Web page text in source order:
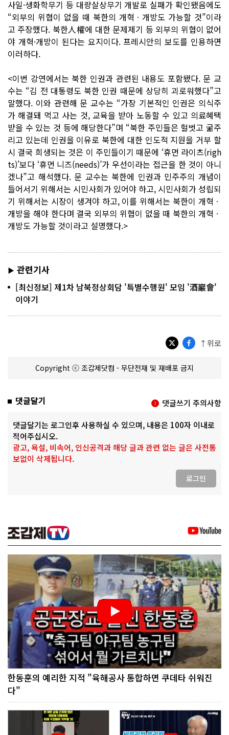
사일·생화학무기 등 대량살상무기 개발로 실패가 확인됐음에도
“외부의 위협이 없을 때 북한의 개혁ㆍ개방도 가능할 것”이라
고 주장했다. 북한人權에 대한 문제제기 등 외부의 위협이 없어
야 개혁·개방이 된다는 요지이다. 프레시안의 보도를 인용하면
이러하다.
<이번 강연에서는 북한 인권과 관련된 내용도 포함됐다. 문 교
수는 “김 전 대통령도 북한 인권 때문에 상당히 괴로워했다”고
말했다. 이와 관련해 문 교수는 “가장 기본적인 인권은 의식주
가 해결돼 먹고 사는 것, 교육을 받아 노동할 수 있고 의료혜택
받을 수 있는 것 등에 해당한다”며 “북한 주민들은 헐벗고 굶주
리고 있는데 인권을 이유로 북한에 대한 인도적 지원을 거부 할
시 결국 희생되는 것은 이 주민들이기 때문에 ‘휴먼 라이츠(righ
ts)’보다 ‘휴먼 니즈(needs)’가 우선이라는 접근을 한 것이 아니
겠나”고 해석했다. 문 교수는 북한에 인권과 민주주의 개념이
들어서기 위해서는 시민사회가 있어야 하고, 시민사회가 성립되
기 위해서는 시장이 생겨야 하고, 이를 위해서는 북한이 개혁ㆍ
개방을 해야 한다며 결국 외부의 위협이 없을 때 북한의 개혁ㆍ
개방도 가능할 것이라고 설명했다.>
▶ 관련기사
[최신정보] 제1차 남북정상회담 '특별수행원' 모임 '酒巖會'
이야기
↑위로
Copyright ⓒ 조갑제닷컴 - 무단전재 및 재배포 금지
댓글달기 댓글쓰기 주의사항
댓글달기는 로그인후 사용하실 수 있으며, 내용은 100자 이내로
적어주십시오.
광고, 욕설, 비속어, 인신공격과 해당 글과 관련 없는 글은 사전통
보없이 삭제됩니다.
로그인
한동훈의 예리한 지적 "육해공사 통합하면 쿠데타 쉬워진
다"